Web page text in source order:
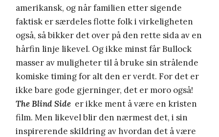
amerikansk, og når familien etter sigende
faktisk er særdeles flotte folk i virkeligheten
også, så bikker det over på den rette sida av en
hårfin linje likevel. Og ikke minst får Bullock
masser av muligheter til å bruke sin strålende
komiske timing for alt den er verdt. For det er
ikke bare gode gjerninger, det er moro også!
The Blind Side er ikke ment å være en kristen
film. Men likevel blir den nærmest det, i sin
inspirerende skildring av hvordan det å være